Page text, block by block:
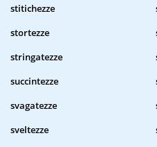
stitichezze
stortezze
stringatezze
succintezze
svagatezze
sveltezze